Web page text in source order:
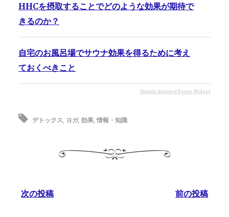
HHCを摂取することでどのような効果が期待で
きるのか？
自宅のお風呂場でサウナ効果を得るために考え
ておくべきこと
Simple Related Posts Widget
デトックス, ヨガ, 効果, 情報・知識
次の投稿 前の投稿